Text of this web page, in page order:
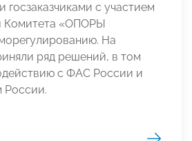
госзаказчиками с участием
Комитета «ОПОРЫ
На
ряд решений, в том
с ФАС России и
России.